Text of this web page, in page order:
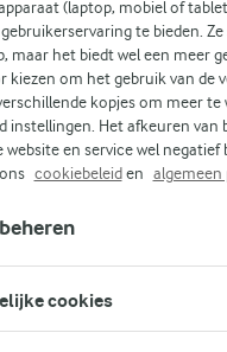
(laptop, mobiel of
te bieden.
maar het biedt wel een meer
kiezen om het gebruik van
kopjes om meer
instellingen. Het afkeuren van
en service wel negatief
cookiebeleiden algemeen
cookies